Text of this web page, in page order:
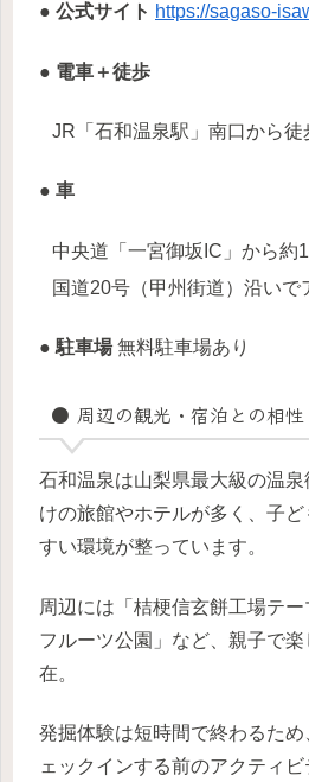
● 公式サイト https://sagaso-
● 電車＋徒歩
JR「石和温泉駅」南口から徒
● 車
中央道「一宮御坂IC」から約
国道20号（甲州街道）沿いで
● 駐車場無料駐車場あり
● 周辺の観光・宿泊との相性
石和温泉は山梨県最大級の温
けの旅館やホテルが多く、子
すい環境が整っています。
周辺には「桔梗信玄餅工場テー
フルーツ公園」など、親子で
在。
発掘体験は短時間で終わるた
ェックインする前のアクティ